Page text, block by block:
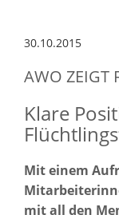
30.10.2015
AWO ZEIGT
Klare
Mit einem
mit all den